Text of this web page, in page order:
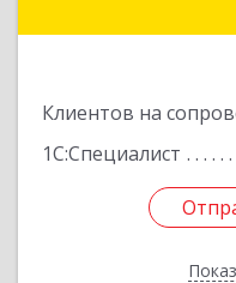
Клиентов на
1С:Специалист